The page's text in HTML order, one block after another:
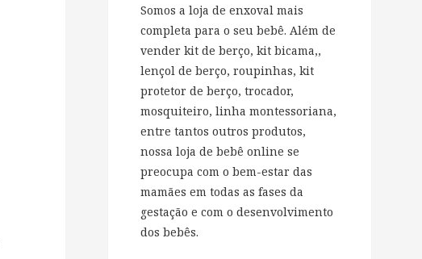
Somos a loja de enxoval mais
completa para o seu bebê. Além de
vender kit de berço, kit bicama,,
lençol de berço, roupinhas, kit
protetor de berço, trocador,
mosquiteiro, linha montessoriana,
entre tantos outros produtos,
nossa loja de bebê online se
preocupa com o bem-estar das
mamães em todas as fases da
gestação e com o desenvolvimento
dos bebês.